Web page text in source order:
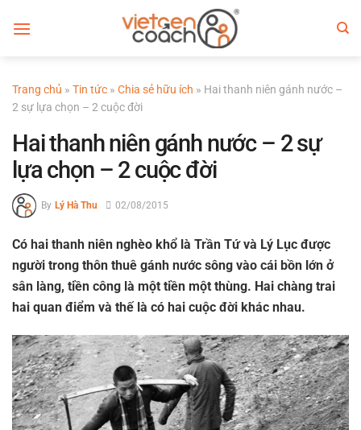
qua
Trang chủ » Tin tức » Chia sẻ hữu ích » Hai thanh niên gánh nước –
2 sự lựa chọn – 2 cuộc đời
Hai thanh niên gánh nước – 2 sự
lựa chọn – 2 cuộc đời
By Lý Hà Thu 02/08/2015
Có hai thanh niên nghèo khổ là Trần Tứ và Lý Lục được
người trong thôn thuê gánh nước sông vào cái bồn lớn ở
sân làng, tiền công là một tiền một thùng. Hai chàng trai
hai quan điểm và thế là có hai cuộc đời khác nhau.